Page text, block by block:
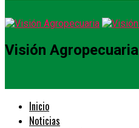
Visión Agropecuaria
Inicio
Noticias